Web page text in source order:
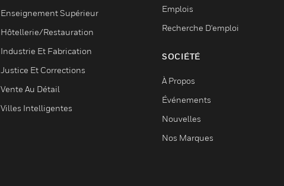
Enseignement Supérieur
Hôtellerie/Restauration
Industrie Et Fabrication
Justice Et Corrections
Vente Au Détail
Villes Intelligentes
Emplois
Recherche D'emploi
SOCIÉTÉ
À Propos
Événements
Nouvelles
Nos Marques